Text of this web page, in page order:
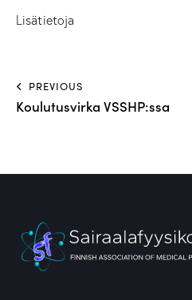
Lisätietoja
PREVIOUS
Koulutusvirka VSSHP:ssa